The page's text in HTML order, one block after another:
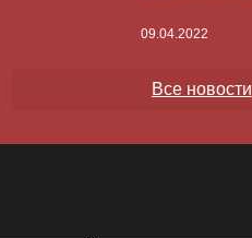
09.04.2022
Все новости